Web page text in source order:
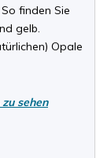
finden Sie
gelb.
Opale
sehen